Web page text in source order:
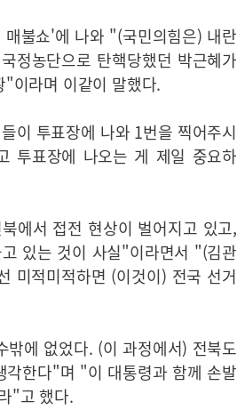
불쇼'에 나와 "(국민의힘은) 내란
정농단으로 탄핵당했던 박근혜가
이라며 이같이 말했다.
이 투표장에 나와 1번을 찍어주시
투표장에 나오는 게 제일 중요하
에서 접전 현상이 벌어지고 있고,
있는 것이 사실"이라면서 "(김관
미적미적하면 (이것이) 전국 선거
에 없었다. (이 과정에서) 전북도
각한다"며 "이 대통령과 함께 손발
"고 했다.